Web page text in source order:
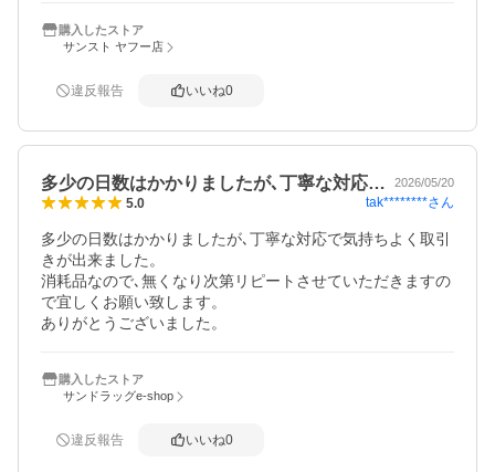
購入したストア
サンスト ヤフー店
違反報告 いいね0
多少の日数はかかりましたが､丁寧な対応… 2026/05/20
5.0 tak********さん
多少の日数はかかりましたが､丁寧な対応で気持ちよく取引
きが出来ました。
消耗品なので､無くなり次第リピートさせていただきますの
で宜しくお願い致します。
ありがとうございました。
購入したストア
サンドラッグe-shop
違反報告 いいね0